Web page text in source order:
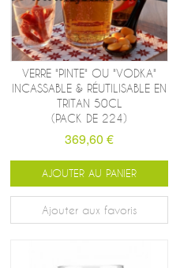
VERRE "PINTE" OU "VODKA"
INCASSABLE & RÉUTILISABLE EN
TRITAN 50CL
(PACK DE 224)
369,60 €
AJOUTER AU PANIER
Ajouter aux favoris